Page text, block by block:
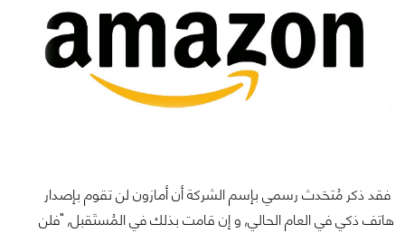
فقد ذكر مُتحَدث رسمي بإسم الشركة أن أمازون لن تقوم بإصدار
هاتف ذكي في العام الحالي, و إن قامت بذلك في المُستَقبل, "فلن